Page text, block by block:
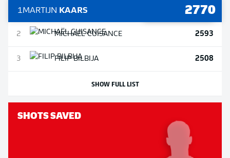
1MARTIJN KAARS 2770
2 MICHAËLCUISANCE 2593
3 FILIPBILBIJA 2508
SHOW FULL LIST
SHOTS SAVED